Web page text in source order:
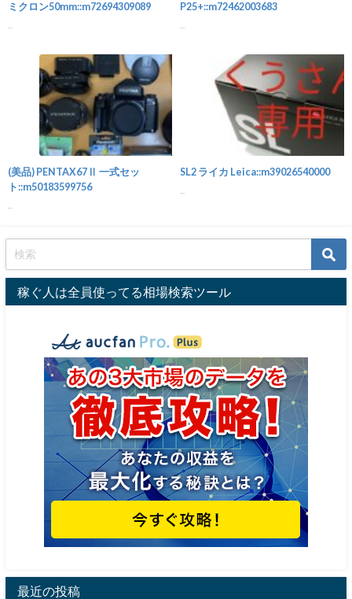
ミクロン50mm::m72694309089
P25+::m72462003683
(美品) PENTAX67Ⅱ 一式セッ
ト::m50183599756
SL2 ライカ Leica::m39026540000
稼ぐ人は全員使ってる相場検索ツール
最近の投稿